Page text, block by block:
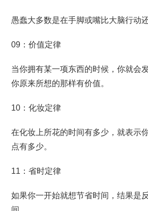
愚蠢大多数是在手脚或嘴比大脑行动
09：价值定律
当你拥有某一项东西的时候，你就会
你原来所想的那样有价值。
10：化妆定律
在化妆上所花的时间有多少，就表示
点有多少。
11：省时定律
如果你一开始就想节省时间，结果是